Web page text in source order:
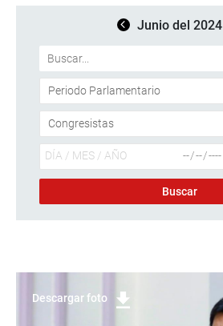
Junio del 2024
Descargar foto